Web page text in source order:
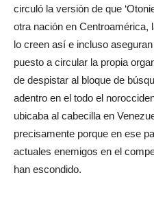
circuló la versión de que
otra nación en Centroamérica,
lo creen así e incluso
puesto a circular la propia
de despistar al bloque de
adentro en el todo el
ubicaba al cabecilla en
precisamente porque en ese
actuales enemigos en el
han escondido.